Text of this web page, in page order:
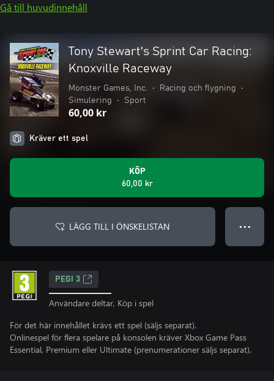
Gå till huvudinnehåll
Tony Stewart's Sprint Car Racing:
Knoxville Raceway
Monster Games, Inc. • Racing och flygning
•
Simulering
• Sport
60,00 kr
Kräver ett spel
KÖP
60,00 kr
LÄGG TILL I ÖNSKELISTAN ● ● ●
PEGI 3
Användare deltar, Köp i spel
För det här innehållet krävs ett spel (säljs separat).
Onlinespel för flera spelare på konsolen kräver Xbox Game Pass
Essential, Premium eller Ultimate (prenumerationer säljs separat).